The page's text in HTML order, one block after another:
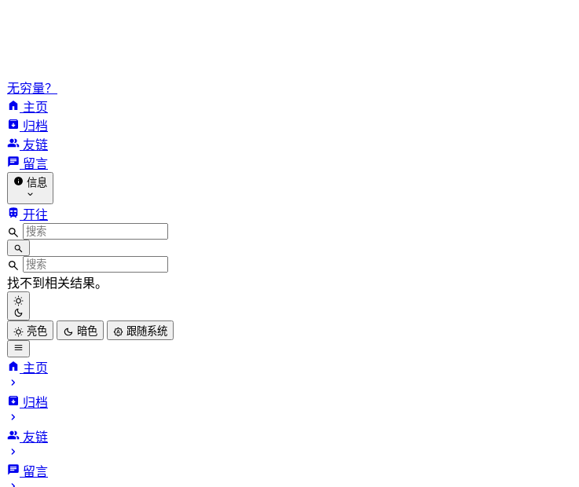
无穷量？
主页
归档
友链
留言
信息
开往
找不到相关结果。
亮色 暗色 跟随系统
主页
归档
友链
留言